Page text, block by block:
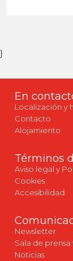
}
En
Localización y
Contacto
Alojamiento
Términos
Aviso legal y
Cookies
Accesibilidad
Newsletter
Sala de prensa
Noticias